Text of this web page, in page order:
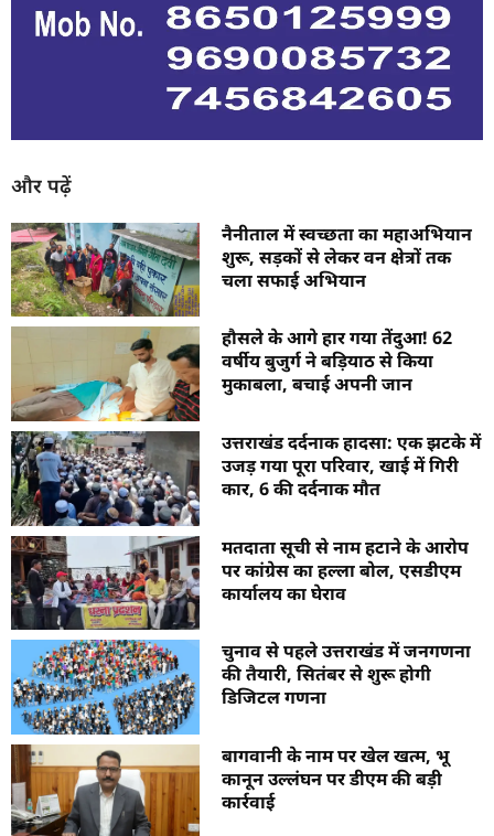
और पढ़ें
नैनीताल में स्वच्छता का महाअभियान
शुरू, सड़कों से लेकर वन क्षेत्रों तक
चला सफाई अभियान
हौसले के आगे हार गया तेंदुआ! 62
वर्षीय बुजुर्ग ने बड़ियाठ से किया
मुकाबला, बचाई अपनी जान
उत्तराखंड दर्दनाक हादसा: एक झटके में
उजड़ गया पूरा परिवार, खाई में गिरी
कार, 6 की दर्दनाक मौत
मतदाता सूची से नाम हटाने के आरोप
पर कांग्रेस का हल्ला बोल, एसडीएम
कार्यालय का घेराव
चुनाव से पहले उत्तराखंड में जनगणना
की तैयारी, सितंबर से शुरू होगी
डिजिटल गणना
बागवानी के नाम पर खेल खत्म, भू
कानून उल्लंघन पर डीएम की बड़ी
कार्रवाई